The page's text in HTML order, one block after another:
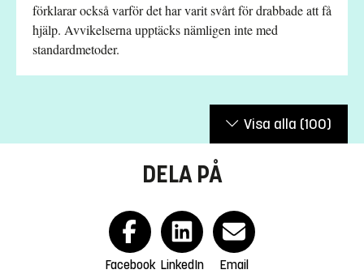
förklarar också varför det har varit svårt för drabbade att få
hjälp. Avvikelserna upptäcks nämligen inte med
standardmetoder.
Visa alla (100)
DELA PÅ
Facebook LinkedIn Email